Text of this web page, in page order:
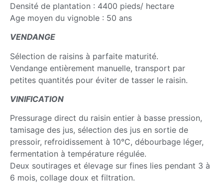
Densité de plantation : 4400 pieds/ hectare
Age moyen du vignoble : 50 ans
VENDANGE
Sélection de raisins à parfaite maturité.
Vendange entièrement manuelle, transport par
petites quantités pour éviter de tasser le raisin.
VINIFICATION
Pressurage direct du raisin entier à basse pression,
tamisage des jus, sélection des jus en sortie de
pressoir, refroidissement à 10°C, débourbage léger,
fermentation à température régulée.
Deux soutirages et élevage sur fines lies pendant 3 à
6 mois, collage doux et filtration.